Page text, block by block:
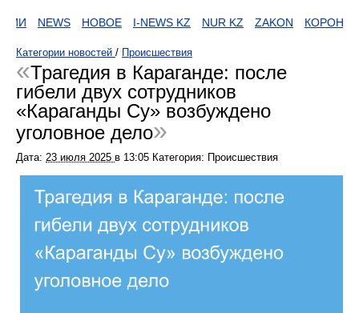
NEWS НОВОЕ I-NEWS KZ NUR KZ ZAKON
Категории новостей / Происшествия
Трагедия в Караганде: после
гибели двух сотрудников
«Караганды Су» возбуждено
уголовное дело
Дата: 23 июля 2025 в 13:05 Категория: Происшествия